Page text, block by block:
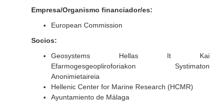
Empresa/Organismo financiador/es:
European Commission
Socios:
Geosystems Hellas It Kai
Efarmogesgeopliroforiakon Systimaton
Anonimietaireia
Hellenic Center for Marine Research (HCMR)
Ayuntamiento de Málaga